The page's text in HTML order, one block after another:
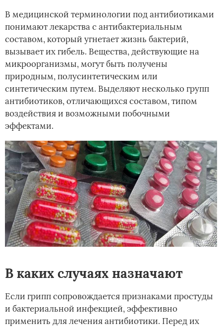
В медицинской терминологии под антибиотиками
понимают лекарства с антибактериальным
составом, который угнетает жизнь бактерий,
вызывает их гибель. Вещества, действующие на
микроорганизмы, могут быть получены
природным, полусинтетическим или
синтетическим путем. Выделяют несколько групп
антибиотиков, отличающихся составом, типом
воздействия и возможными побочными
эффектами.
В каких случаях назначают
Если грипп сопровождается признаками простуды
и бактериальной инфекцией, эффективно
применить для лечения антибиотики. Перед их